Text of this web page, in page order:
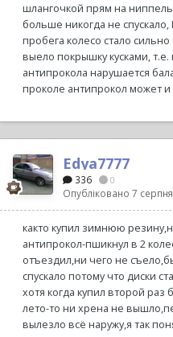
шлангочкой прям на
больше никогда не
пробега колесо стало
выело покрышку кусками,
антипрокола нарушается
проколе антипрокол может
Edya7777
336 0
Опубліковано 7
както купил зимнюю
антипрокол-пшикнул в 2
отъездил,ни чего не
спускало потому что диски
хотя когда купил второй
лето-то ни хрена не
вылезло всё наружу,я так